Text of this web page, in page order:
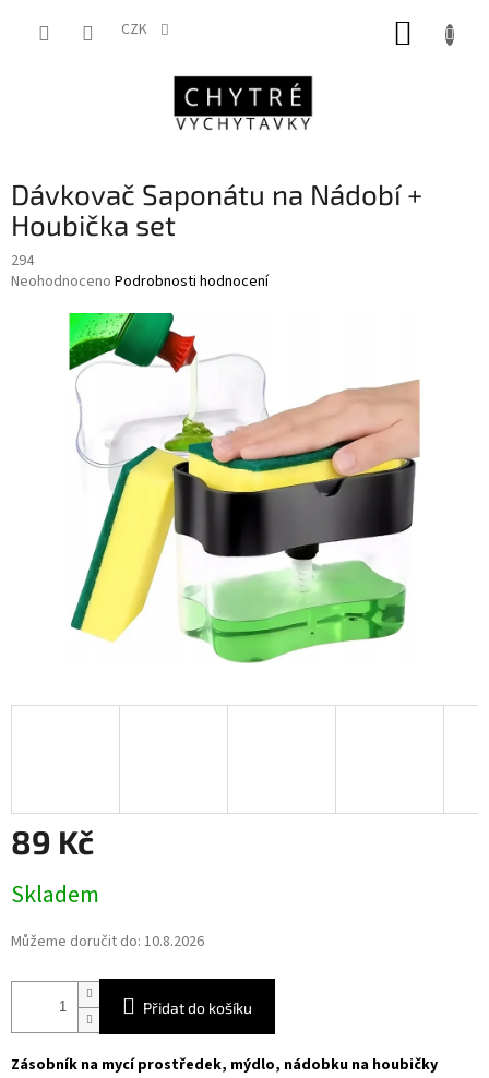
CZK
Dávkovač Saponátu na Nádobí +
Houbička set
294
Průměrné
hvězdiček.
Neohodnoceno Podrobnosti hodnocení
89 Kč
cena:
Skladem
Můžeme doručit do: 10.8.2026
Přidat do košíku
Zásobník na mycí prostředek, mýdlo, nádobku na houbičky